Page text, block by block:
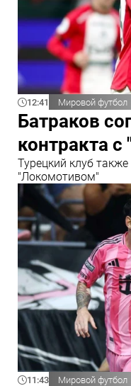
12:41 Мировой футбол
Батраков
контракта с
Турецкий клуб
"Локомотивом"
11:43 Мировой футбол